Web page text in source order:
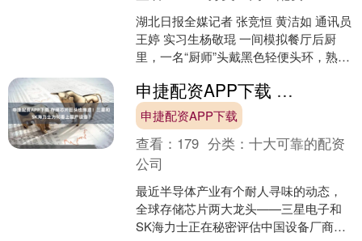
湖北日报全媒记者 张竞恒 黄洁如 通讯员
王婷 实习生杨敬琨 一间模拟餐厅后厨
里，一名“厨师”头戴黑色轻便头环，熟练
都通过....
申捷配资APP下载 存储芯片巨头也焦虑！三星和SK海力士为何看上国产设备？
申捷配资APP下载
查看： 179 分类：十大可靠的配资
公司
最近半导体产业有个耐人寻味的动态，
全球存储芯片两大龙头——三星电子和
SK海力士正在秘密评估中国设备厂商中